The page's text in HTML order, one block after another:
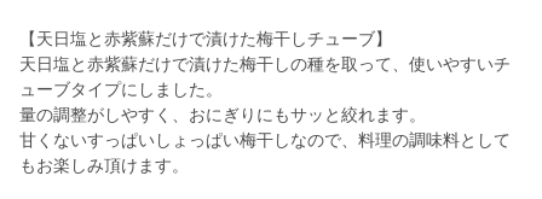
【天日塩と赤紫蘇だけで漬けた梅干しチューブ】
天日塩と赤紫蘇だけで漬けた梅干しの種を取って、使いやすいチ
ューブタイプにしました。
量の調整がしやすく、おにぎりにもサッと絞れます。
甘くないすっぱいしょっぱい梅干しなので、料理の調味料として
もお楽しみ頂けます。